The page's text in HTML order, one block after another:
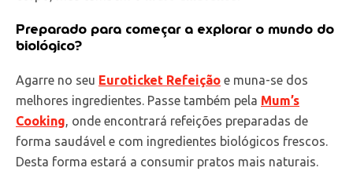
Preparado para começar a explorar o mundo do
biológico?
Agarre no seu Euroticket Refeição e muna-se dos
melhores ingredientes. Passe também pela Mum’s
Cooking , onde encontrará refeições preparadas de
forma saudável e com ingredientes biológicos frescos.
Desta forma estará a consumir pratos mais naturais.